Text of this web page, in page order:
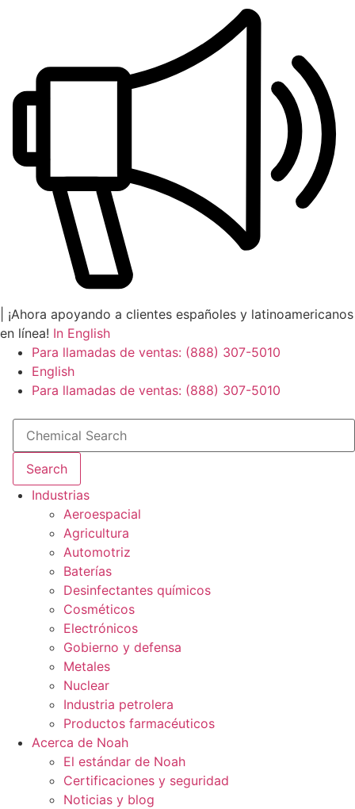
| ¡Ahora apoyando a clientes españoles y latinoamericanos
en línea! In English
Para llamadas de ventas: (888) 307-5010
English
Para llamadas de ventas: (888) 307-5010
Search
Industrias
Aeroespacial
Agricultura
Automotriz
Baterías
Desinfectantes químicos
Cosméticos
Electrónicos
Gobierno y defensa
Metales
Nuclear
Industria petrolera
Productos farmacéuticos
Acerca de Noah
El estándar de Noah
Certificaciones y seguridad
Noticias y blog